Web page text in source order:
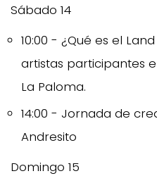
Sábado 14
10:00 - ¿Qué es el
artistas participantes
La Paloma.
14:00 - Jornada de
Andresito
Domingo 15